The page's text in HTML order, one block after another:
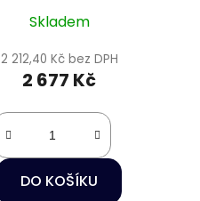
Skladem
2 212,40 Kč bez DPH
2 677 Kč
DO KOŠÍKU